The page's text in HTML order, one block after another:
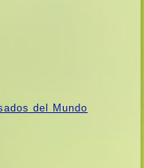
​​del Mundo